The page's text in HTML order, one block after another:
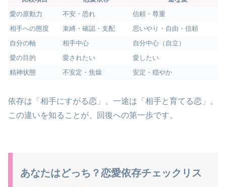
愛の原動力
不安・恐れ
信頼・尊重
相手への態度
束縛・確認・支配
思いやり・自由・信頼
自分の軸
相手中心
自分中心（自立）
愛の目的
愛されたい
愛したい
精神状態
不安定・焦燥 安定・穏やか
依存は「相手にすがる恋」、一途は「相手と育てる恋」。
この違いを知ることが、回復への第一歩です。
あなたはどっち？恋愛依存チェックリス